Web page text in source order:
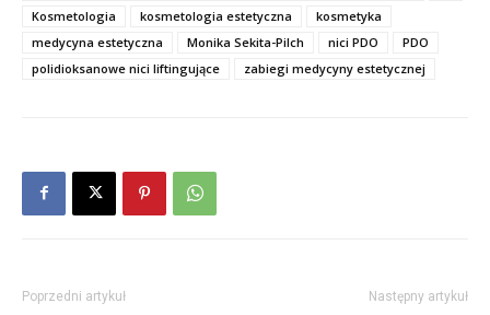
Kosmetologia
kosmetologia estetyczna
kosmetyka
medycyna estetyczna
Monika Sekita-Pilch nici PDO
PDO
polidioksanowe nici liftingujące
zabiegi medycyny estetycznej
Poprzedni artykuł Następny artykuł